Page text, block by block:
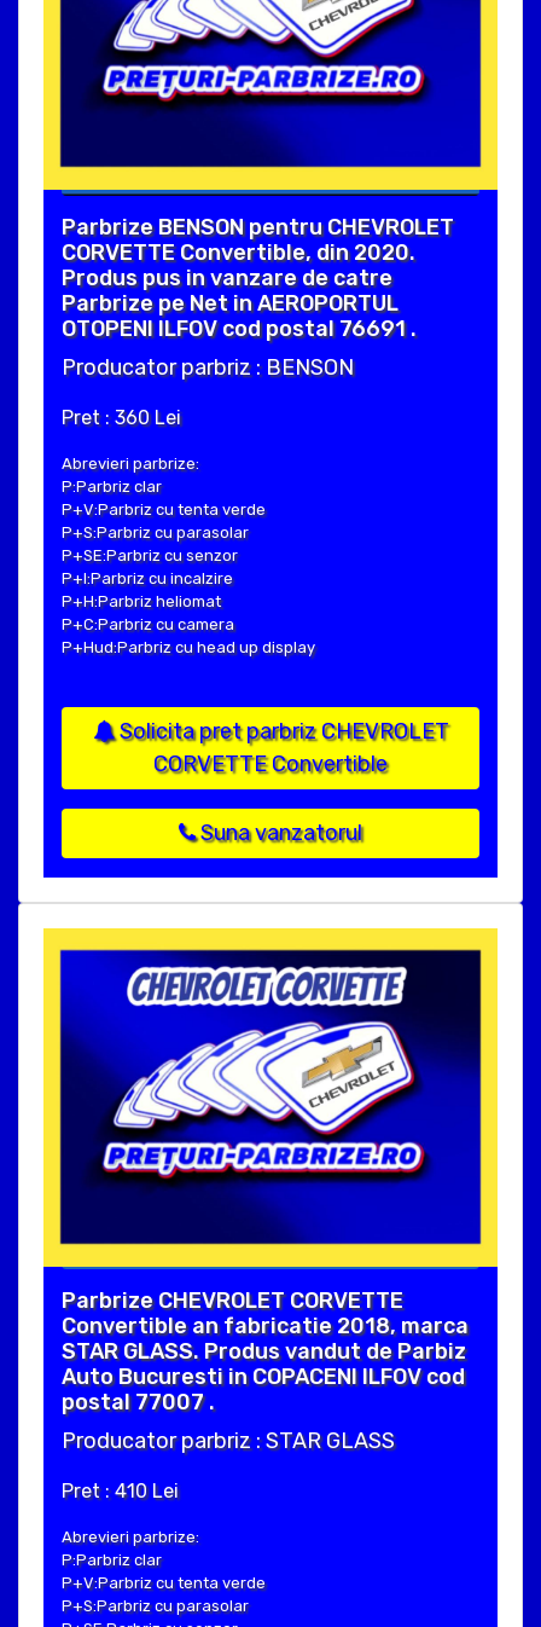
Parbrize BENSON pentru CHEVROLET
CORVETTE Convertible, din 2020.
Produs pus in vanzare de catre
Parbrize pe Net in AEROPORTUL
OTOPENI ILFOV cod postal 76691 .
Producator parbriz : BENSON
Pret : 360 Lei
Abrevieri parbrize:
P:Parbriz clar
P+V:Parbriz cu tenta verde
P+S:Parbriz cu parasolar
P+SE:Parbriz cu senzor
P+I:Parbriz cu incalzire
P+H:Parbriz heliomat
P+C:Parbriz cu camera
P+Hud:Parbriz cu head up display
Solicita pret parbriz CHEVROLET
CORVETTE Convertible
Suna vanzatorul
Parbrize CHEVROLET CORVETTE
Convertible an fabricatie 2018, marca
STAR GLASS. Produs vandut de Parbiz
Auto Bucuresti in COPACENI ILFOV cod
postal 77007 .
Producator parbriz : STAR GLASS
Pret : 410 Lei
Abrevieri parbrize:
P:Parbriz clar
P+V:Parbriz cu tenta verde
P+S:Parbriz cu parasolar